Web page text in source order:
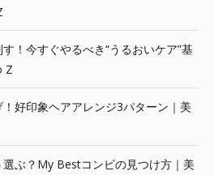
！今すぐやるべき“うるおいケア”基
Z
好印象ヘアアレンジ3パターン｜美
ぶ？My Bestコンビの見つけ方｜美